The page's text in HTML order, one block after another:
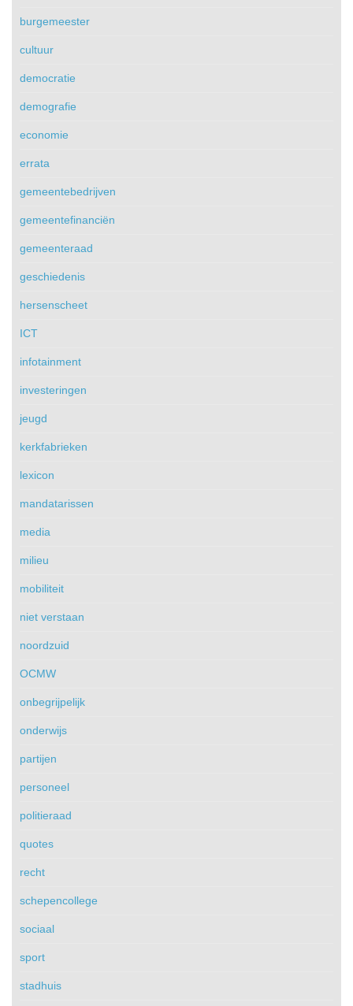
burgemeester
cultuur
democratie
demografie
economie
errata
gemeentebedrijven
gemeentefinanciën
gemeenteraad
geschiedenis
hersenscheet
ICT
infotainment
investeringen
jeugd
kerkfabrieken
lexicon
mandatarissen
media
milieu
mobiliteit
niet verstaan
noordzuid
OCMW
onbegrijpelijk
onderwijs
partijen
personeel
politieraad
quotes
recht
schepencollege
sociaal
sport
stadhuis